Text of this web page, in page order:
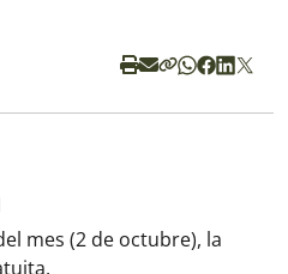
mes (2 de octubre), la